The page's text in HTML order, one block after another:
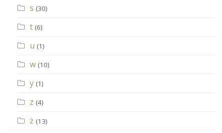
s (30)
t (6)
u (1)
w (10)
y (1)
z (4)
ż (13)